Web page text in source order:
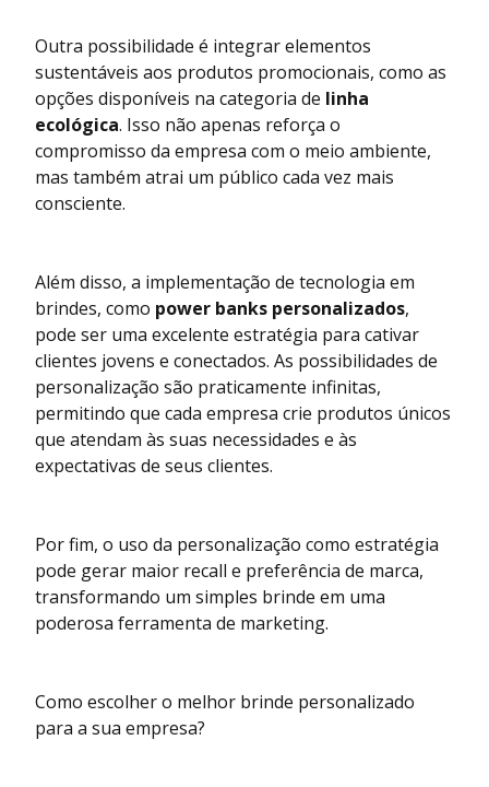
Outra possibilidade é integrar elementos
sustentáveis aos produtos promocionais, como as
opções disponíveis na categoria de linha
ecológica. Isso não apenas reforça o
compromisso da empresa com o meio ambiente,
mas também atrai um público cada vez mais
consciente.
Além disso, a implementação de tecnologia em
brindes, como power banks personalizados,
pode ser uma excelente estratégia para cativar
clientes jovens e conectados. As possibilidades de
personalização são praticamente infinitas,
permitindo que cada empresa crie produtos únicos
que atendam às suas necessidades e às
expectativas de seus clientes.
Por fim, o uso da personalização como estratégia
pode gerar maior recall e preferência de marca,
transformando um simples brinde em uma
poderosa ferramenta de marketing.
Como escolher o melhor brinde personalizado
para a sua empresa?